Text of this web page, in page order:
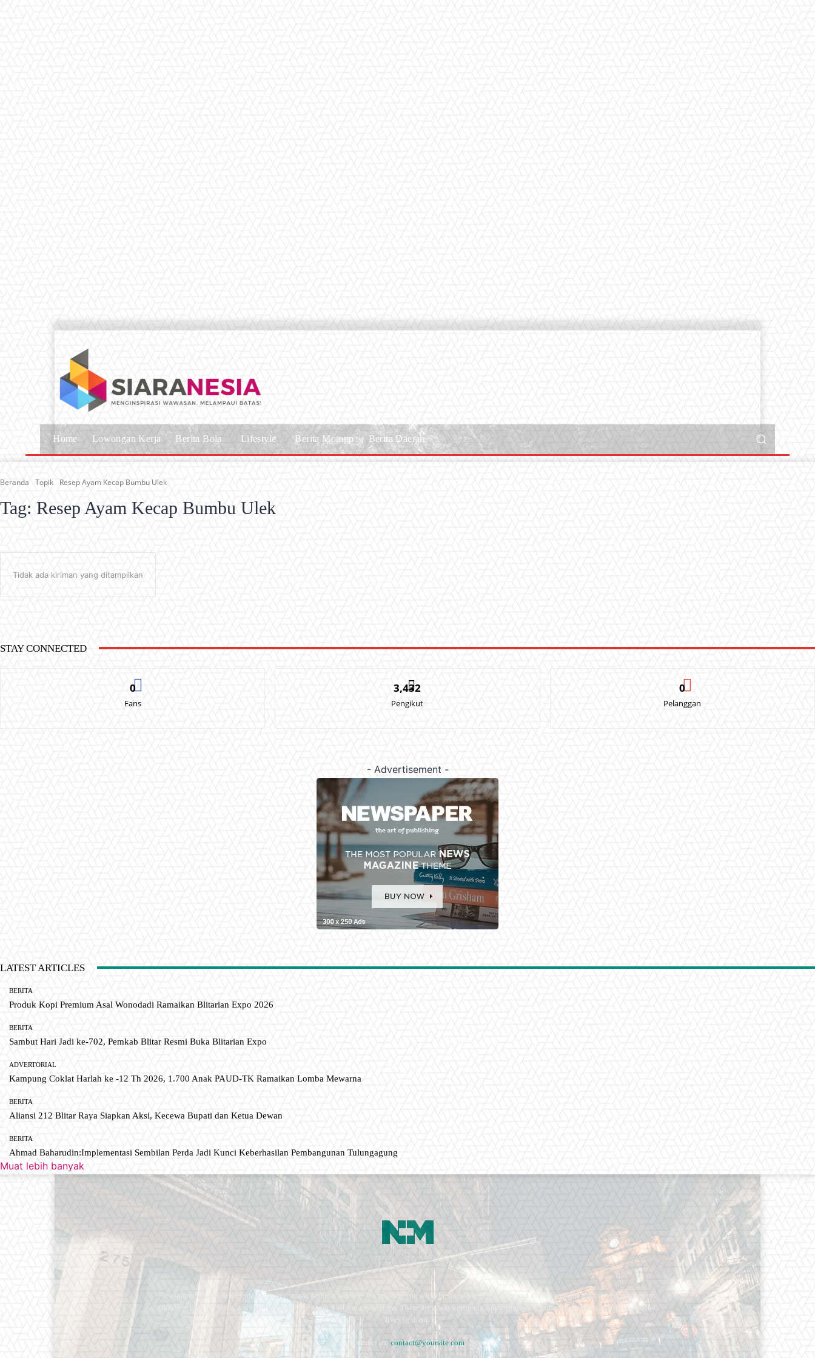
Home Lowongan Kerja Berita Bola Lifestyle Berita Motogp Berita Daerah
Beranda Topik Resep Ayam Kecap Bumbu Ulek
Tag: Resep Ayam Kecap Bumbu Ulek
Tidak ada kiriman yang ditampilkan
STAY CONNECTED
0
Fans
3,432
Pengikut
0
Pelanggan
- Advertisement -
LATEST ARTICLES
BERITA
Produk Kopi Premium Asal Wonodadi Ramaikan Blitarian Expo 2026
BERITA
Sambut Hari Jadi ke-702, Pemkab Blitar Resmi Buka Blitarian Expo
ADVERTORIAL
Kampung Coklat Harlah ke -12 Th 2026, 1.700 Anak PAUD-TK Ramaikan Lomba Mewarna
BERITA
Aliansi 212 Blitar Raya Siapkan Aksi, Kecewa Bupati dan Ketua Dewan
BERITA
Ahmad Baharudin:Implementasi Sembilan Perda Jadi Kunci Keberhasilan Pembangunan Tulungagung
Muat lebih banyak
Newspaper is your news, entertainment, music fashion website. We provide you with the latest breaking news and videos straight from the entertainment
industry. Fashion fades, only style remains the same. Fashion never stops. There are always projects, opportunities. Clothes mean nothing until someone
lives in them.
Contact us: contact@yoursite.com